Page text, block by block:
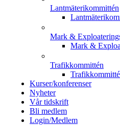
Lantmäterikommittén
Mark &
Mark &
Trafikkommittén
Kurser/konferenser
Nyheter
Vår tidskrift
Bli medlem
Login/Medlem